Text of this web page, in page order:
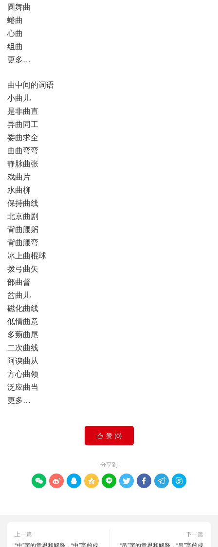
圆舞曲
蜷曲
心曲
组曲
更多…
曲中间的词语
小曲儿
是非曲直
异曲同工
委曲求全
曲曲弯弯
静脉曲张
戏曲片
水曲柳
保持曲线
北京曲剧
背曲腰躬
背曲腰弯
冰上曲棍球
拨弓曲矢
部曲督
岔曲儿
磁化曲线
低情曲意
多蒴曲尾
二次曲线
阿谀曲从
方心曲领
泛应曲当
更多…
 赞 (0)
分享到
        
上一篇
“虫”字的意思和解释，“虫”字的成
下一篇
“吊”字的意思和解释，“吊”字的成